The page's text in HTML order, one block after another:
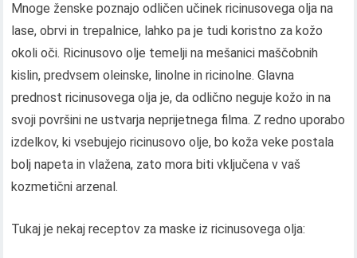
Mnoge ženske poznajo odličen učinek ricinusovega olja na
lase, obrvi in ​​trepalnice, lahko pa je tudi koristno za kožo
okoli oči. Ricinusovo olje temelji na mešanici maščobnih
kislin, predvsem oleinske, linolne in ricinolne. Glavna
prednost ricinusovega olja je, da odlično neguje kožo in na
svoji površini ne ustvarja neprijetnega filma. Z redno uporabo
izdelkov, ki vsebujejo ricinusovo olje, bo koža veke postala
bolj napeta in vlažena, zato mora biti vključena v vaš
kozmetični arzenal.
Tukaj je nekaj receptov za maske iz ricinusovega olja: